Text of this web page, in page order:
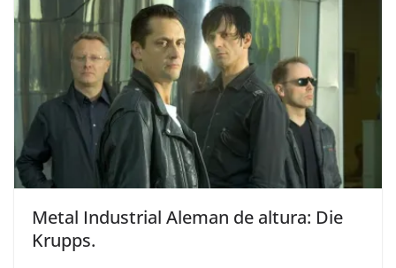
Metal Industrial Aleman de altura: Die
Krupps.